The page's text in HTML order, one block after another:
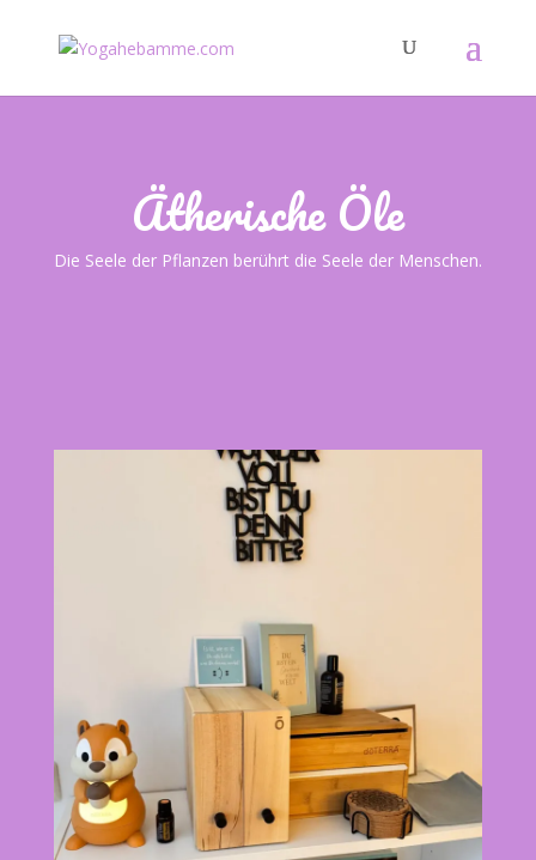
Ätherische Öle
Die Seele der Pflanzen berührt die Seele der Menschen.